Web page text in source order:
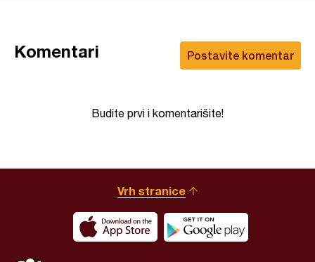
Postavite komentar
Komentari
Budite prvi i komentarišite!
Vrh stranice